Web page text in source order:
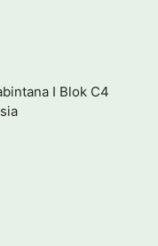
I Blok C4